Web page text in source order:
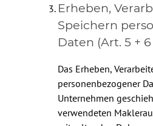
Erheben,
Speichern
Daten (Art. 5 + 6
Das Erheben,
personenbezogener
Unternehmen
verwendeten